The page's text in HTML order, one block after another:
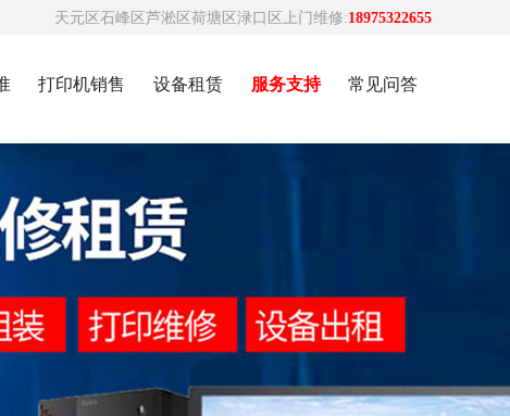
天元区石峰区芦淞区荷塘区渌口区上门维修:18975322655
打印机销售 设备租赁 服务支持 常见问答